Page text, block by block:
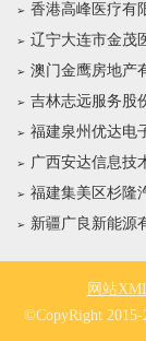
香港高峰医疗有
辽宁大连市金茂
澳门金鹰房地产
吉林志远服务股
福建泉州优达电
广西安达信息技
福建集美区杉隆
新疆广良新能源
网站
©CopyRight